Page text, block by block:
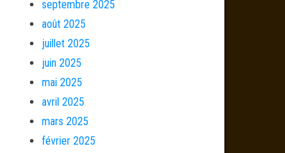
septembre 2025
août 2025
juillet 2025
juin 2025
mai 2025
avril 2025
mars 2025
février 2025